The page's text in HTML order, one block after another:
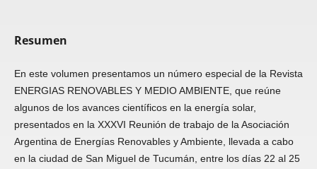
Resumen
En este volumen presentamos un número especial de la Revista
ENERGIAS RENOVABLES Y MEDIO AMBIENTE, que reúne
algunos de los avances científicos en la energía solar,
presentados en la XXXVI Reunión de trabajo de la Asociación
Argentina de Energías Renovables y Ambiente, llevada a cabo
en la ciudad de San Miguel de Tucumán, entre los días 22 al 25